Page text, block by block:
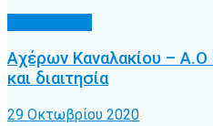
Αχέρων Καναλακίου –
και διαιτησία
29 Οκτωβρίου 2020